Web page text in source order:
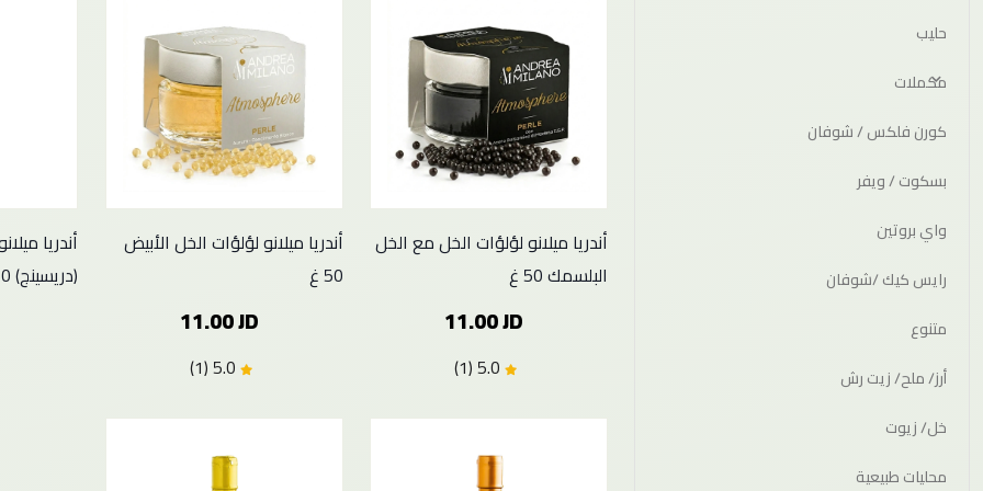
حليب
مكملات
كورن فلكس / شوفان
بسكوت / ويفر
واي بروتين
رايس كيك /شوفان
متنوع
أرز/ ملح/ زيت رش
خل/ زيوت
محليات طبيعية
أندريا ميلانو لؤلؤات الخل مع الخل
البلسمك 50 غ
11.00 JD
أندريا ميلانو لؤلؤات الخل الأبيض
50 غ
11.00 JD
أندريا
(دريسينج) 250 مل